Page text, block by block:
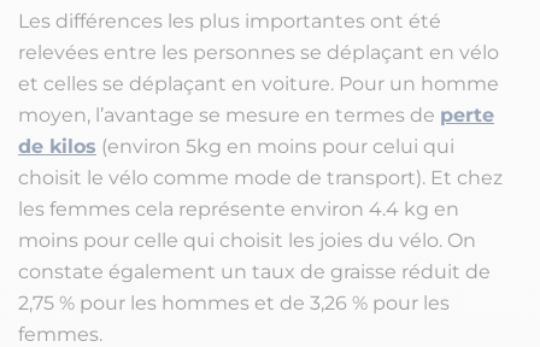
Les différences les plus importantes ont été
relevées entre les personnes se déplaçant en vélo
et celles se déplaçant en voiture. Pour un homme
moyen, l’avantage se mesure en termes de perte
de kilos (environ 5kg en moins pour celui qui
choisit le vélo comme mode de transport). Et chez
les femmes cela représente environ 4.4 kg en
moins pour celle qui choisit les joies du vélo. On
constate également un taux de graisse réduit de
2,75 % pour les hommes et de 3,26 % pour les
femmes.